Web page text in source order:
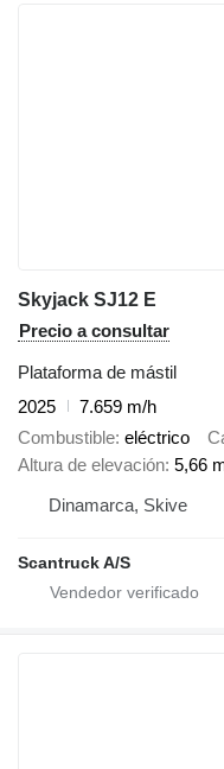
Skyjack SJ12 E
Precio a consultar
Plataforma de mástil
2025
7.659 m/h
Combustible eléctrico
Altura de elevación 5,66
Dinamarca, Skive
Scantruck A/S